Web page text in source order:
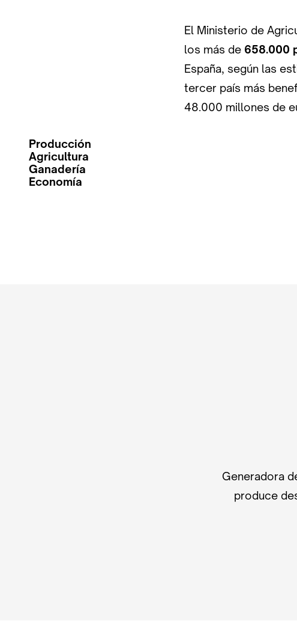
El Ministerio de
los más de 658.000
España, según las
tercer país más
48.000 millones de
Producción
Agricultura
Ganadería
Economía
Generadora
produce